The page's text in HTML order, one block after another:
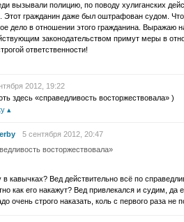
вызывали полицию, по поводу хулиганских
гражданин даже был оштрафован судом. Что
дело в отношении этого гражданина. Выражаю
законодательством примут меры в
ответственности!
2012, 19:22
здесь «справедливость восторжествовала» )
5 сентября 2012, 20:47
восторжествовала»
кавычках? Вед действительно всё по
как его накажут? Вед привлекался и судим,
очень строго наказать, коль с первого раза не